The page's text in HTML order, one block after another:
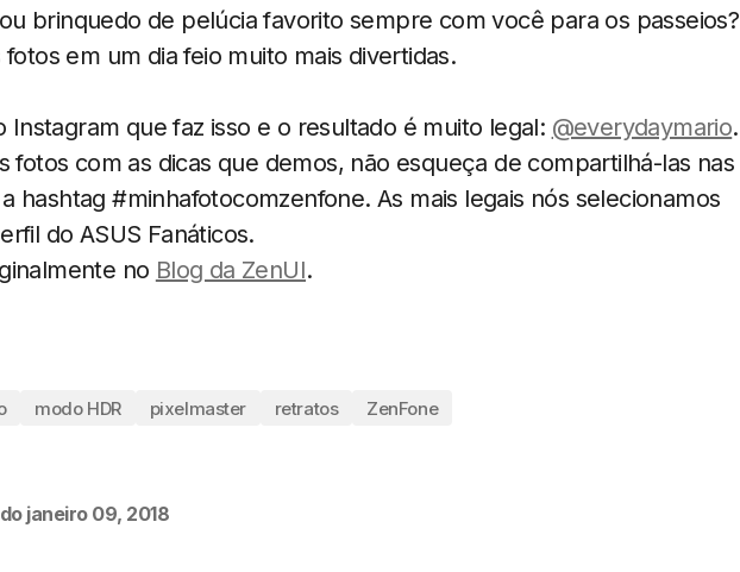
brinquedo de pelúcia favorito sempre com você para os passeios?
fotos em um dia feio muito mais divertidas.
Instagram que faz isso e o resultado é muito legal: @everydaymario.
fotos com as dicas que demos, não esqueça de compartilhá-las nas
hashtag #minhafotocomzenfone. As mais legais nós selecionamos
do ASUS Fanáticos.
no Blog da ZenUI.
modo HDR pixelmaster retratos ZenFone
janeiro 09, 2018